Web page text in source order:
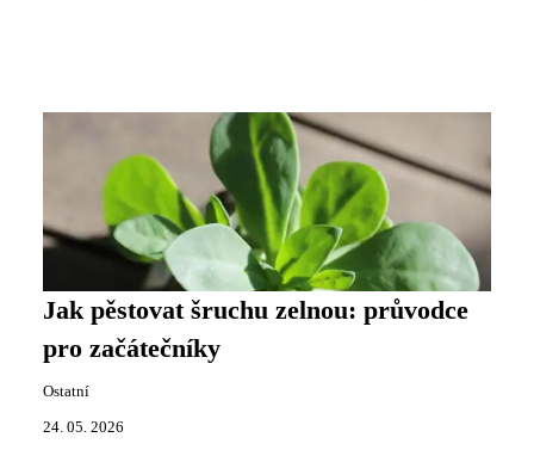
Jak pěstovat šruchu zelnou: průvodce
pro začátečníky
Ostatní
24. 05. 2026